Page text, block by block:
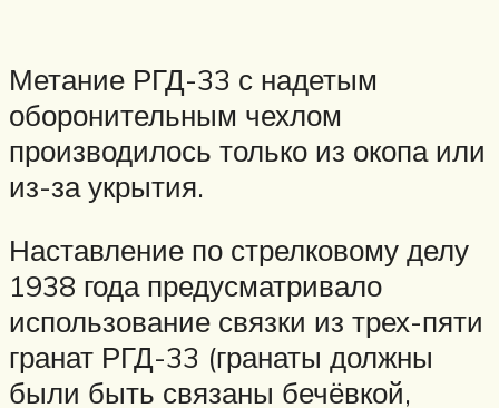
Метание РГД-33 с надетым
оборонительным чехлом
производилось только из окопа или
из-за укрытия.
Наставление по стрелковому делу
1938 года предусматривало
использование связки из трех-пяти
гранат РГД-33 (гранаты должны
были быть связаны бечёвкой,